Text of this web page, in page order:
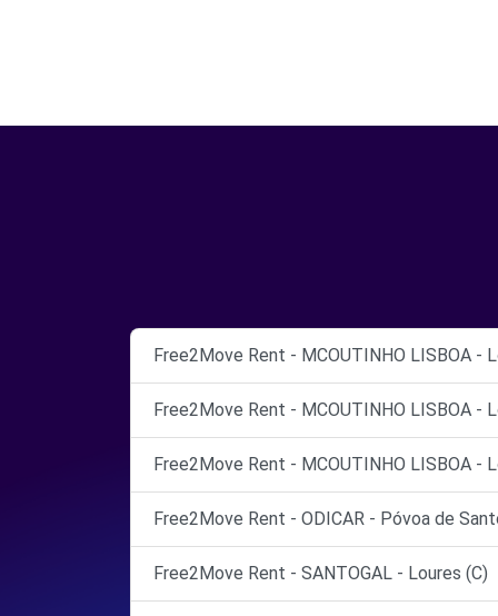
Free2Move Rent - MCOUTINHO LISBOA -
Free2Move Rent - MCOUTINHO LISBOA -
Free2Move Rent - MCOUTINHO LISBOA -
Free2Move Rent - ODICAR - Póvoa de
Free2Move Rent - SANTOGAL - Loures (C)